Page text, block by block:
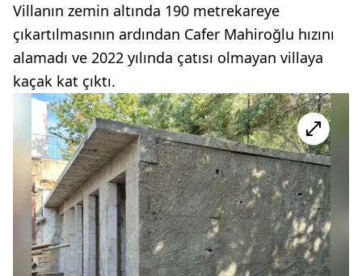
Villanın zemin altında 190 metrekareye
çıkartılmasının ardından Cafer Mahiroğlu hızını
alamadı ve 2022 yılında çatısı olmayan villaya
kaçak kat çıktı.